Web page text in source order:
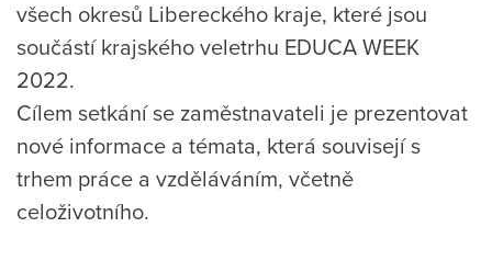
všech okresů Libereckého kraje, které jsou
součástí krajského veletrhu EDUCA WEEK
2022.
Cílem setkání se zaměstnavateli je prezentovat
nové informace a témata, která souvisejí s
trhem práce a vzděláváním, včetně
celoživotního.